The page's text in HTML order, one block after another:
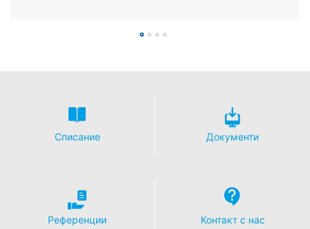
Списание Документи
Референции Контакт с нас